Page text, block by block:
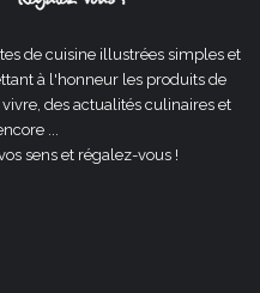
de cuisine illustrées simples et
à l'honneur les produits de
des actualités culinaires et
...
sens et régalez-vous !